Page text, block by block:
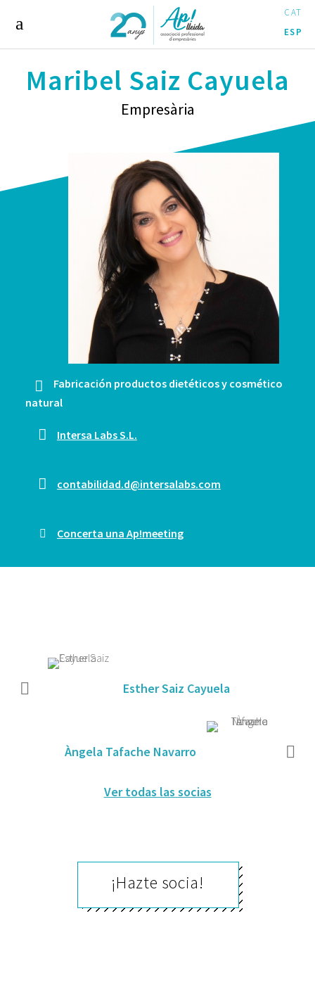
CAT
ESP
Maribel Saiz Cayuela
Empresària
Fabricación productos dietéticos y cosmético
natural
Intersa Labs S.L.
contabilidad.d@intersalabs.com
Concerta una Ap!meeting
Esther Saiz Cayuela
Àngela Tafache Navarro
Ver todas las socias
¡Hazte socia!